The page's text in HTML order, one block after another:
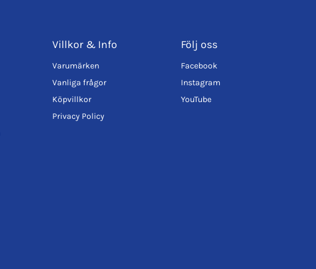
Villkor & Info
Varumärken
Vanliga frågor
Köpvillkor
Privacy Policy
Följ oss
Facebook
Instagram
YouTube